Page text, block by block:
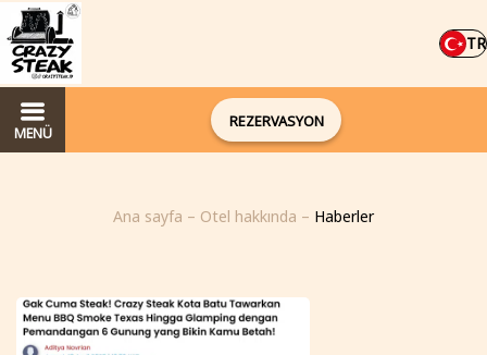
TR
MENÜ
REZERVASYON
Ana sayfa – Otel hakkında – Haberler